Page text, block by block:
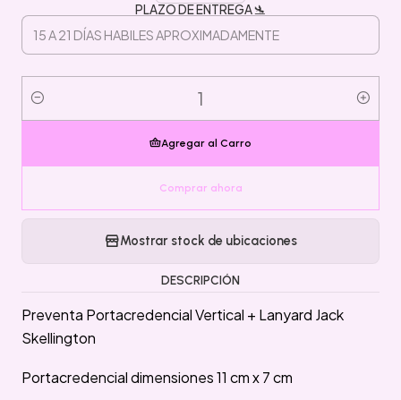
PLAZO DE ENTREGA 🛬
Cantidad
Agregar al Carro
Comprar ahora
Mostrar stock de ubicaciones
DESCRIPCIÓN
Preventa Portacredencial Vertical + Lanyard Jack
Skellington
Portacredencial dimensiones 11 cm x 7 cm